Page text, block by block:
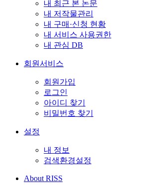
내 최근 본 논문
내 저작물관리
내 구매·신청 현황
내 서비스 사용권한
내 관심 DB
회원서비스
회원가입
로그인
아이디 찾기
비밀번호 찾기
설정
내 정보
검색환경설정
About RISS